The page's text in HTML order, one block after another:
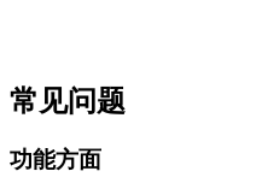
常见问题
功能方面